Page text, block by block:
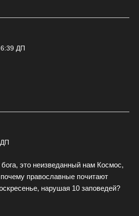
ДП
это неизведанный нам Космос,
православные почитают
нарушая 10 заповедей?